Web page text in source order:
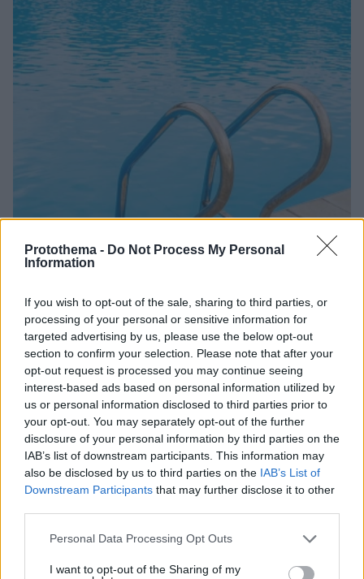
Protothema - Do Not Process My Personal
Information
If you wish to opt-out of the sale, sharing to third parties, or
processing of your personal or sensitive information for
targeted advertising by us, please use the below opt-out
section to confirm your selection. Please note that after your
opt-out request is processed you may continue seeing
interest-based ads based on personal information utilized by
us or personal information disclosed to third parties prior to
your opt-out. You may separately opt-out of the further
disclosure of your personal information by third parties on the
IAB’s list of downstream participants. This information may
also be disclosed by us to third parties on the IAB’s List of
Downstream Participants that may further disclose it to other
Please note that this website/app uses one or more Google
not limited to your visit or usage behaviour. You may click to
Personal Data Processing Opt Outs
I want to opt-out of the Sharing of my
Χωρίς ναυαγοσώστη ήταν το beach bar στην Πάρο
όταν πνίγηκε ο 4χρονος, έρευνα για την άδεια της
πισίνας: Το χρονικό της τραγωδίας
09.08.2026, 09:28